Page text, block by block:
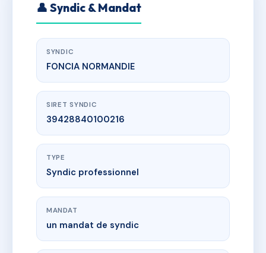
👤 Syndic & Mandat
SYNDIC
FONCIA NORMANDIE
SIRET SYNDIC
39428840100216
TYPE
Syndic professionnel
MANDAT
un mandat de syndic